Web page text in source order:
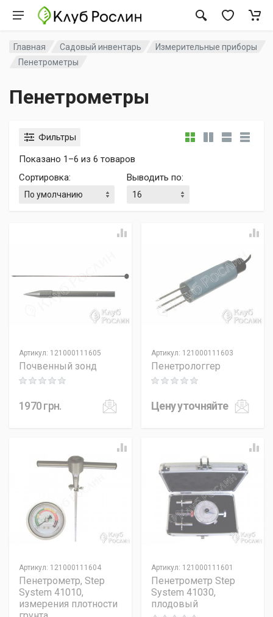
Главная Садовый инвентарь
Измерительные приборы
Пенетрометры
Пенетрометры
Фильтры
Показано 1–6 из 6 товаров
Сортировка: Выводить по:
Артикул: 121000111605
Почвенный зонд
Rating: 0 out of 5
1970грн.
Артикул: 121000111603
Пенетрологгер
Rating: 0 out of 5
Цену уточняйте
Артикул: 121000111604
Пенетрометр, Step
System 41010,
измерения плотности
Артикул: 121000111601
Пенетрометр Step
System 41030,
плодовый